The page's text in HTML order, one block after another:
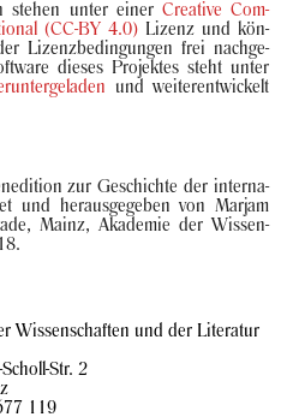
ste­hen unter einer Crea­ti­ve Com­
(CC-BY 4.0) Li­zenz und kön­
Li­zenz­be­din­gun­gen frei nach­ge­
die­ses Pro­jek­tes steht unter
und wei­ter­ent­wi­ckelt
zur Ge­schich­te der in­ter­na­
und her­aus­ge­ge­ben von Mar­jam
Mainz, Aka­de­mie der Wis­sen­
Wis­sen­schaf­ten und der Li­te­ra­tur
Str. 2
119